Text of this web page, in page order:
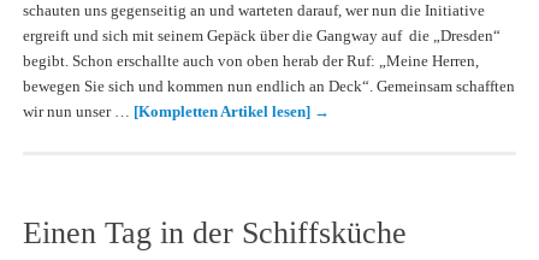
schauten uns gegenseitig an und warteten darauf, wer nun die Initiative
ergreift und sich mit seinem Gepäck über die Gangway auf die „Dresden“
begibt. Schon erschallte auch von oben herab der Ruf: „Meine Herren,
bewegen Sie sich und kommen nun endlich an Deck“. Gemeinsam schafften
wir nun unser … [Kompletten Artikel lesen] →
Einen Tag in der Schiffsküche